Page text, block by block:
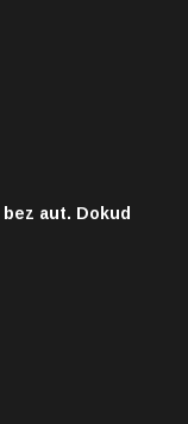
aut. Dokud